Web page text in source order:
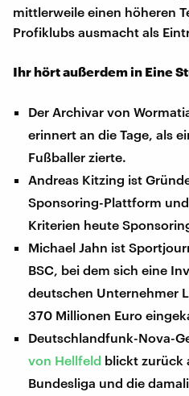
mittlerweile einen höheren
Profiklubs ausmacht als
Ihr hört außerdem in Eine
Der Archivar von
erinnert an die Tage, als
Fußballer zierte.
Andreas Kitzing ist
Sponsoring-Plattform
Kriterien heute
Michael Jahn ist
BSC, bei dem sich eine
deutschen Unternehmer
370 Millionen Euro
Deutschlandfunk-Nova-
von Hellfeld blickt zurück
Bundesliga und die